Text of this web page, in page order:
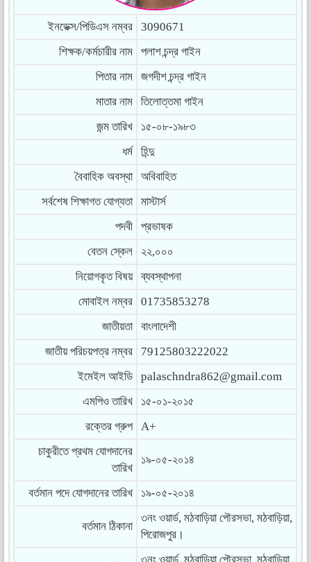
ইনডেক্স/পিডিএস নম্বর
3090671
শিক্ষক/কর্মচারীর নাম
পলাশ চন্দ্র গাইন
পিতার নাম
জগদীশ চন্দ্র গাইন
মাতার নাম
তিলোত্তমা গাইন
জন্ম তারিখ
১৫-০৮-১৯৮৩
ধর্ম
হিন্দু
বৈবাহিক অবস্থা
অবিবাহিত
সর্বশেষ শিক্ষাগত যোগ্যতা
মাস্টার্স
পদবী
প্রভাষক
বেতন স্কেল
২২,০০০
নিয়োগকৃত বিষয়
ব্যবস্থাপনা
মোবাইল নম্বর
01735853278
জাতীয়তা
বাংলাদেশী
জাতীয় পরিচয়পত্র নম্বর
79125803222022
ইমেইল আইডি
palaschndra862@gmail.com
এমপিও তারিখ
১৫-০১-২০১৫
রক্তের গ্রুপ
A+
চাকুরীতে প্রথম যোগদানের
তারিখ
১৯-০৫-২০১৪
বর্তমান পদে যোগদানের তারিখ ১৯-০৫-২০১৪
বর্তমান ঠিকানা
৩নং ওয়ার্ড, মঠবাড়িয়া পৌরসভা, মঠবাড়িয়া,
পিরোজপুর।